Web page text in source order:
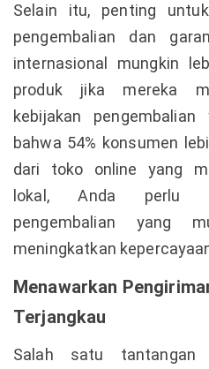
Selain itu, penting
pengembalian dan
internasional mungkin
produk jika mereka
kebijakan
bahwa 54% konsumen
dari toko online yang
lokal, Anda perlu
pengembalian yang
meningkatkan
Menawarkan
Terjangkau
Salah satu